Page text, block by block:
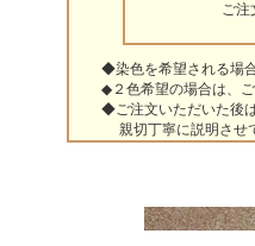
ご注
◆染色を希望される場合
◆２色希望の場合は、ご
◆ご注文いただいた後は
親切丁寧に説明させて